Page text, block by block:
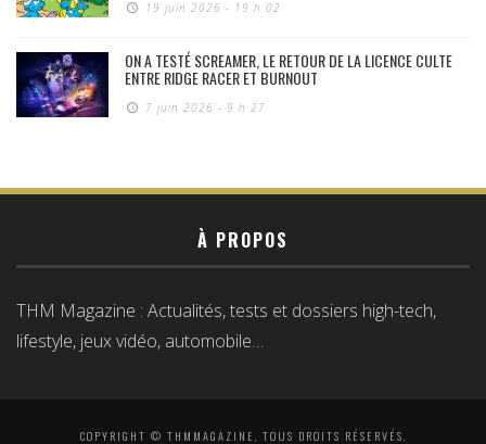
19 juin 2026 - 19 h 02
ON A TESTÉ SCREAMER, LE RETOUR DE LA LICENCE CULTE
ENTRE RIDGE RACER ET BURNOUT
7 juin 2026 - 9 h 27
À PROPOS
THM Magazine : Actualités, tests et dossiers high-tech,
lifestyle, jeux vidéo, automobile…
COPYRIGHT © THMMAGAZINE, TOUS DROITS RÉSERVÉS.